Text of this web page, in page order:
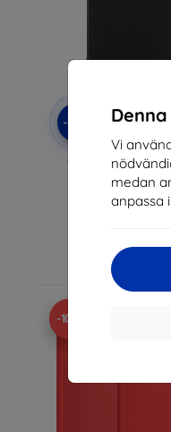
Vi
medan
anpassa
-10%
Rabatt
med
kupong
Tactical TPU
Xiaomi 17 Ultra
(57983129805)
147 kr
I lager > 5 st
-10%